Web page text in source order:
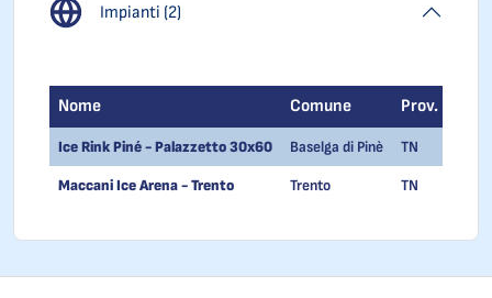
Impianti (2)
Nome Comune Prov.
Ice Rink Piné - Palazzetto 30x60 Baselga di Pinè TN
Maccani Ice Arena - Trento Trento TN